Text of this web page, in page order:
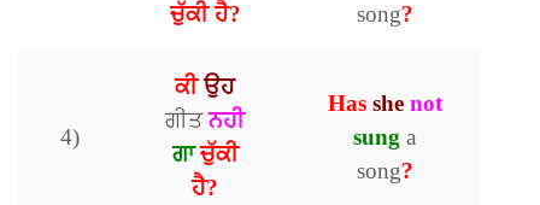
ਚੁੱਕੀ ਹੈ?
song?
4)
ਕੀ ਉਹ
ਗੀਤਨਹੀ
ਗਾ ਚੁੱਕੀ
ਹੈ?
Has she not
sung a
song?